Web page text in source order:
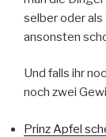
selber oder
ansonsten
Und falls ihr
noch zwei
Prinz Apfel